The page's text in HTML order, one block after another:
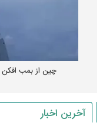
چین از بمب افکن H-۶N با موشک هسته‌ای رونمایی کرد
آخرین اخبار